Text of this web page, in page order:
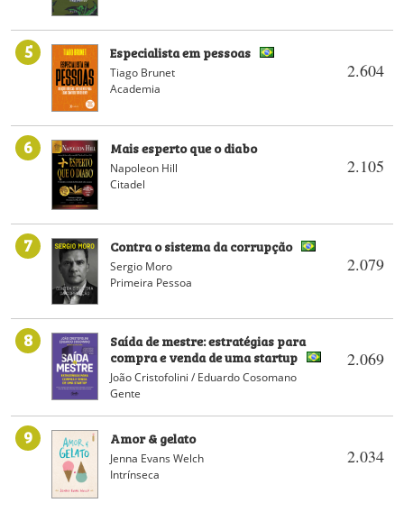
5
2.604
Especialista em pessoas
Tiago Brunet
Academia
6
2.105
Mais esperto que o diabo
Napoleon Hill
Citadel
7
2.079
Contra o sistema da corrupção
Sergio Moro
Primeira Pessoa
8
2.069
Saída de mestre: estratégias para
compra e venda de uma startup
João Cristofolini / Eduardo Cosomano
Gente
9
2.034
Amor & gelato
Jenna Evans Welch
Intrínseca